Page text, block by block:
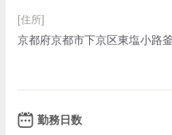
[住所]
京都府京都市下京区東塩小路
勤務日数